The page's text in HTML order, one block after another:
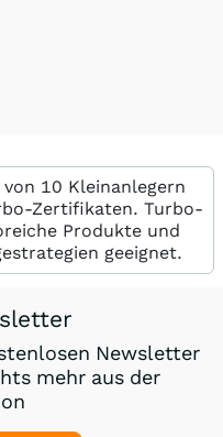
10 Kleinanlegern
Zertifikaten. Turbo-
Produkte und
geeignet.
Newsletter
mehr aus der